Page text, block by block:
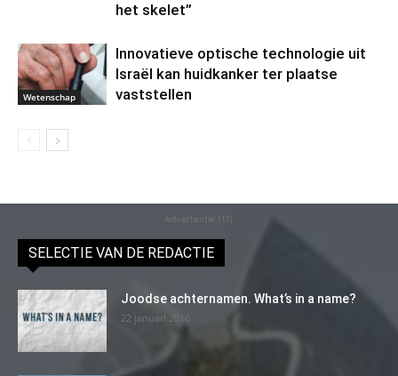
het skelet”
Wetenschap
Innovatieve optische technologie uit
Israël kan huidkanker ter plaatse
vaststellen
Advertentie (11)
SELECTIE VAN DE REDACTIE
Joodse achternamen. What’s in a name?
22 januari 2016